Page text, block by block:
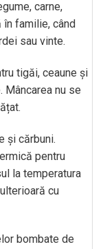
carne,
familie, când
sau vinte.
tigăi, ceaune și
nu se
și cărbuni.
pentru
la temperatura
cu
bombate de